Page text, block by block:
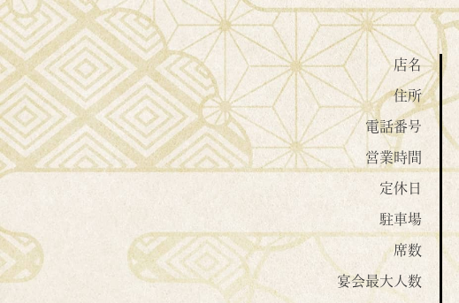
店名
住所
電話番号
営業時間
定休日
駐車場
席数
宴会最大人数